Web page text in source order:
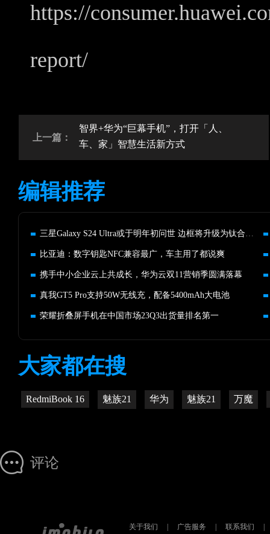
https://
report/
上一篇：
智界+华为“巨幕手机”，打开「人、
车、家」智慧生活新方式
编辑推荐
三星Galaxy S24 Ultra或于明年初问世 边框将升级为钛合金材质
比亚迪：数字钥匙NFC兼容最广，车主用了都说爽
携手中小企业云上共成长，华为云双11营销季圆满落幕
真我GT5 Pro支持50W无线充，配备5400mAh大电池
荣耀折叠屏手机在中国市场23Q3出货量排名第一
大家都在搜
RedmiBook 16 魅族21 华为 魅族21 万魔
评论
关于我们 广告服务 联系我们